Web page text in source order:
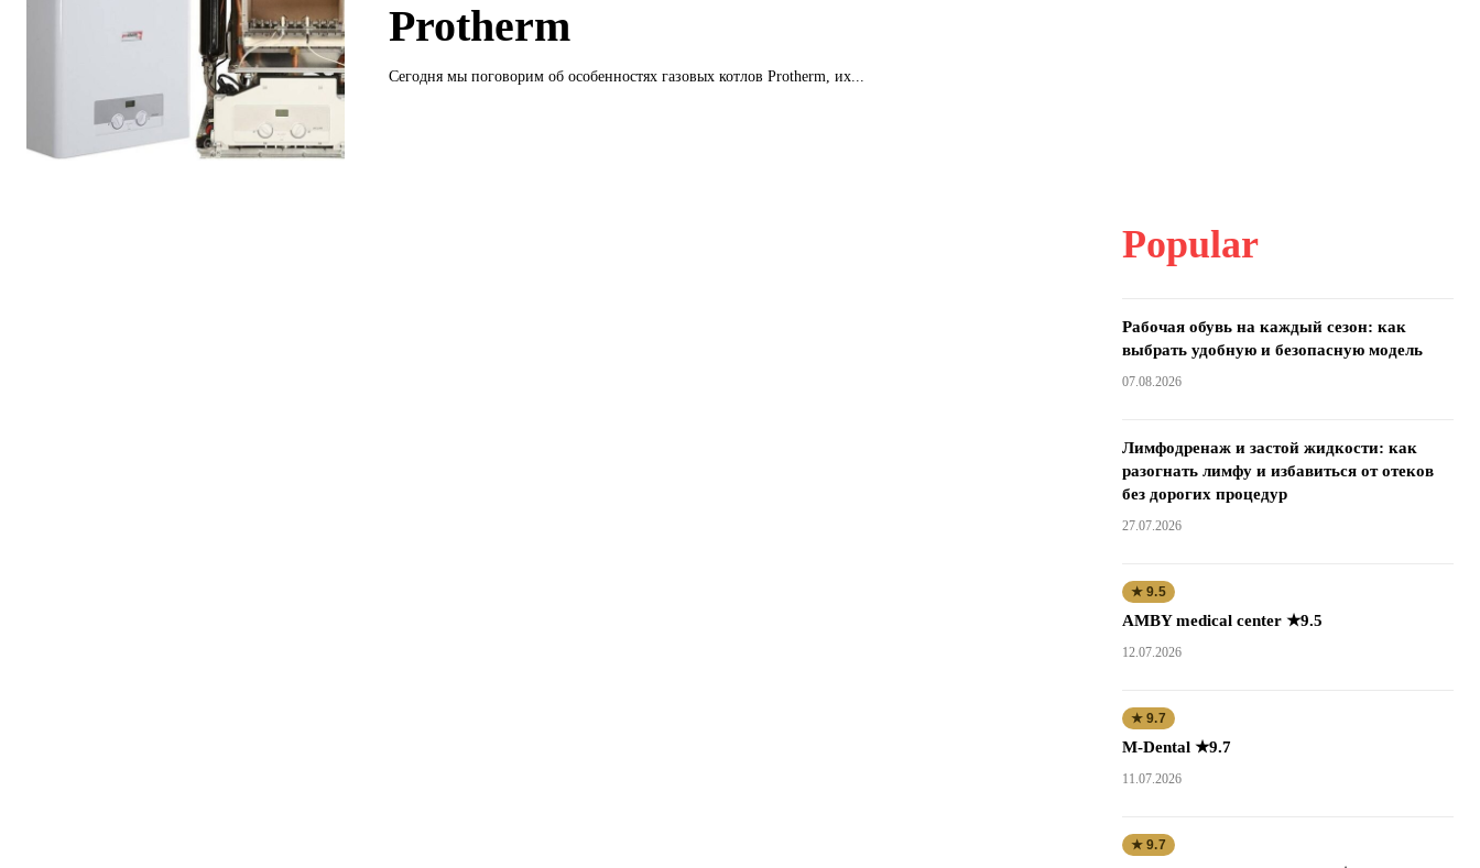
Protherm
Сегодня мы поговорим об особенностях газовых котлов Protherm, их...
Popular
Рабочая обувь на каждый сезон: как
выбрать удобную и безопасную модель
07.08.2026
Лимфодренаж и застой жидкости: как
разогнать лимфу и избавиться от отеков
без дорогих процедур
27.07.2026
★ 9.5
AMBY medical center ★9.5
12.07.2026
★ 9.7
M-Dental ★9.7
11.07.2026
★ 9.7